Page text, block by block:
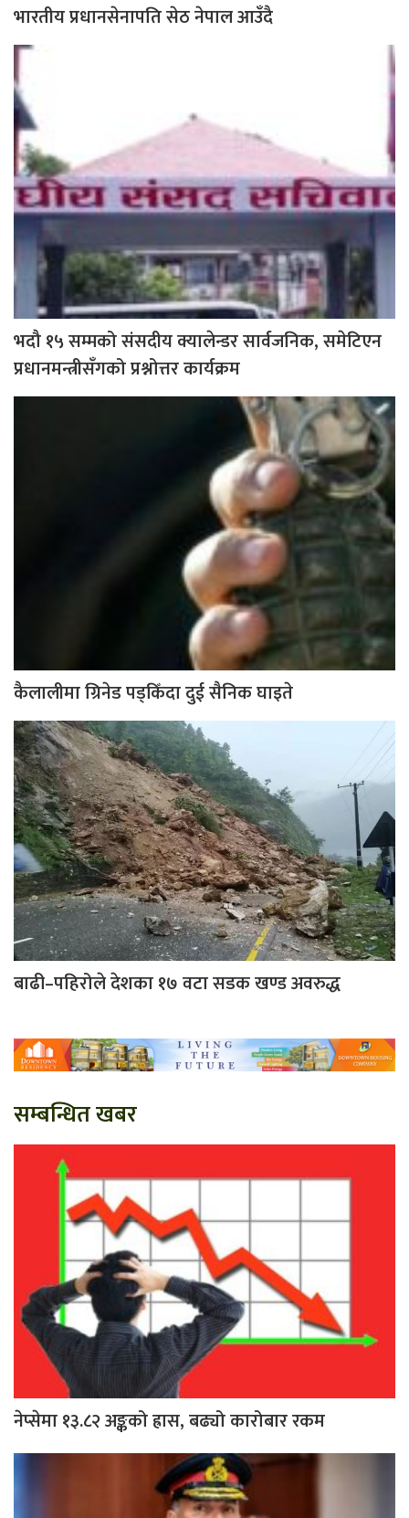
भारतीय प्रधानसेनापति सेठ नेपाल आउँदै
भदौ १५ सम्मको संसदीय क्यालेन्डर सार्वजनिक, समेटिएन
प्रधानमन्त्रीसँगको प्रश्नोत्तर कार्यक्रम
कैलालीमा ग्रिनेड पड्किँदा दुई सैनिक घाइते
बाढी–पहिरोले देशका १७ वटा सडक खण्ड अवरुद्ध
सम्बन्धित खबर
नेप्सेमा १३.८२ अङ्कको ह्रास, बढ्यो कारोबार रकम